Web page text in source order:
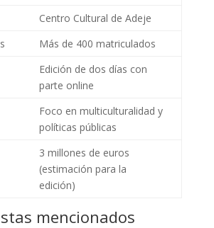
Centro Cultural de Adeje
Más de 400 matriculados
Edición de dos días con
parte online
Foco en multiculturalidad y
políticas públicas
3 millones de euros
(estimación para la
edición)
mencionados